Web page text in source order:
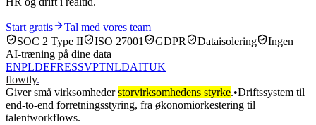
Start gratis
Tal med vores team
SOC 2 Type II
ISO 27001 GDPR Dataisolering
Ingen
AI-træning på dine data
ENPLDEFRESSVPTNLDAITUK
flowtly.
Giver små virksomhederstorvirksomhedens styrke.•Driftssystem til
end-to-end forretningsstyring, fra økonomiorkestering til
talentworkflows.